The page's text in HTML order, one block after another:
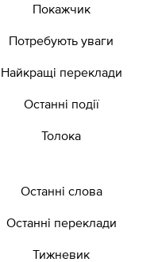
Покажчик
Потребують уваги
Найкращі переклади
Останні події
Толока
Останні слова
Останні переклади
Тижневик